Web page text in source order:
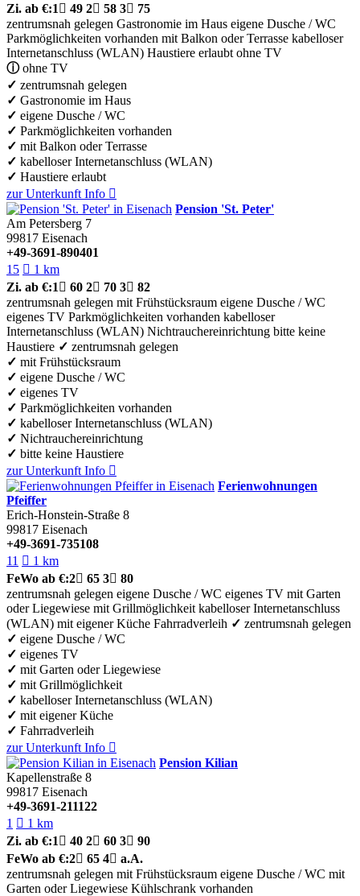
Zi. ab €:1  49 2 58 3 75
zentrumsnah gelegen Gastronomie im Haus eigene Dusche / WC
Parkmöglichkeiten vorhanden mit Balkon oder Terrasse kabelloser
Internetanschluss (WLAN) Haustiere erlaubt ohne TV
ⓘohne TV
✓ zentrumsnah gelegen
✓ Gastronomie im Haus
✓ eigene Dusche / WC
✓ Parkmöglichkeiten vorhanden
✓ mit Balkon oder Terrasse
✓ kabelloser Internetanschluss (WLAN)
✓ Haustiere erlaubt
zur Unterkunft Info 
Pension 'St. Peter'
Am Petersberg 7
99817 Eisenach
+49-3691-890401
15  1 km
Zi. ab €:1  60 2 70 3 82
zentrumsnah gelegen mit Frühstücksraum eigene Dusche / WC
eigenes TV Parkmöglichkeiten vorhanden kabelloser
Internetanschluss (WLAN) Nichtrauchereinrichtung bitte keine
Haustiere ✓ zentrumsnah gelegen
✓ mit Frühstücksraum
✓ eigene Dusche / WC
✓ eigenes TV
✓ Parkmöglichkeiten vorhanden
✓ kabelloser Internetanschluss (WLAN)
✓ Nichtrauchereinrichtung
✓ bitte keine Haustiere
zur Unterkunft Info 
Ferienwohnungen
Pfeiffer
Erich-Honstein-Straße 8
99817 Eisenach
+49-3691-735108
11  1 km
FeWo ab €:2 65 3 80
zentrumsnah gelegen eigene Dusche / WC eigenes TV mit Garten
oder Liegewiese mit Grillmöglichkeit kabelloser Internetanschluss
(WLAN) mit eigener Küche Fahrradverleih ✓ zentrumsnah gelegen
✓ eigene Dusche / WC
✓ eigenes TV
✓ mit Garten oder Liegewiese
✓ mit Grillmöglichkeit
✓ kabelloser Internetanschluss (WLAN)
✓ mit eigener Küche
✓ Fahrradverleih
zur Unterkunft Info 
Pension Kilian
Kapellenstraße 8
99817 Eisenach
+49-3691-211122
1  1 km
Zi. ab €:1  40 2 60 3 90
FeWo ab €:2 65 4 a.A.
zentrumsnah gelegen mit Frühstücksraum eigene Dusche / WC mit
Garten oder Liegewiese Kühlschrank vorhanden